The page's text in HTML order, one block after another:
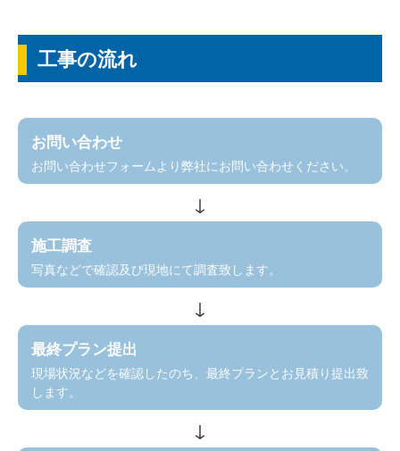
工事の流れ
お問い合わせ
お問い合わせフォームより弊社にお問い合わせください。
施工調査
写真などで確認及び現地にて調査致します。
最終プラン提出
現場状況などを確認したのち、最終プランとお見積り提出致
します。